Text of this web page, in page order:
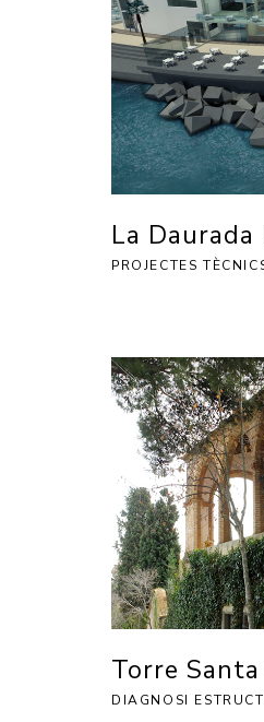
La
PROJECTES
Torre
DIAGNOSI